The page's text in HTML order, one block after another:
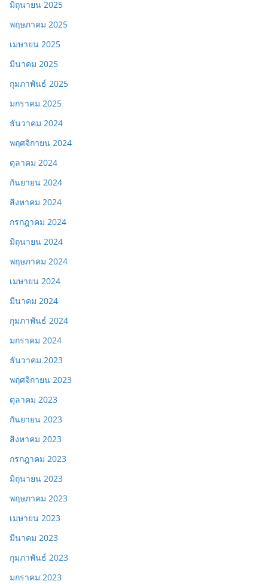
มิถุนายน 2025
พฤษภาคม 2025
เมษายน 2025
มีนาคม 2025
กุมภาพันธ์ 2025
มกราคม 2025
ธันวาคม 2024
พฤศจิกายน 2024
ตุลาคม 2024
กันยายน 2024
สิงหาคม 2024
กรกฎาคม 2024
มิถุนายน 2024
พฤษภาคม 2024
เมษายน 2024
มีนาคม 2024
กุมภาพันธ์ 2024
มกราคม 2024
ธันวาคม 2023
พฤศจิกายน 2023
ตุลาคม 2023
กันยายน 2023
สิงหาคม 2023
กรกฎาคม 2023
มิถุนายน 2023
พฤษภาคม 2023
เมษายน 2023
มีนาคม 2023
กุมภาพันธ์ 2023
มกราคม 2023